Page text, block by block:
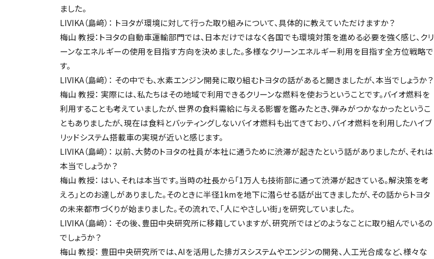
ました。
LIVIKA（島﨑）： トヨタが環境に対して行った取り組みについて、具体的に教えていただけますか？
梅山 教授：トヨタの自動車運輸部門では、日本だけではなく各国でも環境対策を進める必要を強く感じ、クリ
ーンなエネルギーの使用を目指す方向を決めました。多様なクリーンエネルギー利用を目指す全方位戦略で
す。
LIVIKA（島﨑）： その中でも、水素エンジン開発に取り組むトヨタの話があると聞きましたが、本当でしょうか？
梅山 教授： 実際には、私たちはその地域で利用できるクリーンな燃料を使おうということです。バイオ燃料を
利用することも考えていましたが、世界の食料需給に与える影響を鑑みたとき、弾みがつかなかったというこ
ともありましたが、現在は食料とバッティングしないバイオ燃料も出てきており、バイオ燃料を利用したハイブ
リッドシステム搭載車の実現が近いと感じます。
LIVIKA（島﨑）： 以前、大勢のトヨタの社員が本社に通うために渋滞が起きたという話がありましたが、それは
本当でしょうか？
梅山 教授： はい、それは本当です。当時の社長から「1万人も技術部に通って渋滞が起きている。解決策を考
えろ」とのお達しがありました。そのときに半径1kmを地下に潜らせる話が出てきましたが、その話からトヨタ
の未来都市づくりが始まりました。その流れで、「人にやさしい街」を研究していました。
LIVIKA（島﨑）： その後、豊田中央研究所に移籍していますが、研究所ではどのようなことに取り組んでいるの
でしょうか？
梅山 教授： 豊田中央研究所では、AIを活用した排ガスシステムやエンジンの開発、人工光合成など、様々な